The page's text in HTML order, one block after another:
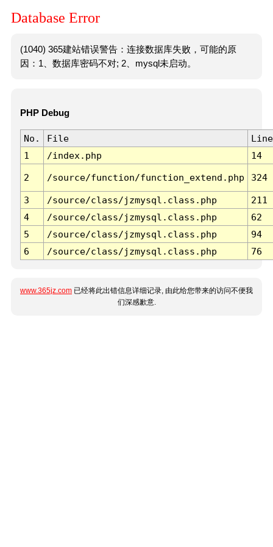
Database Error
(1040) 365建站错误警告：连接数据库失败，可能的原
因：1、数据库密码不对; 2、mysql未启动。
PHP Debug
No. File
Line
1
/index.php 14
2 /source/function/function_extend.php 324
3 /source/class/jzmysql.class.php
211
4
/source/class/jzmysql.class.php
62
5
/source/class/jzmysql.class.php
94
6
/source/class/jzmysql.class.php 76
www.365jz.com 已经将此出错信息详细记录, 由此给您带来的访问不便我
们深感歉意.